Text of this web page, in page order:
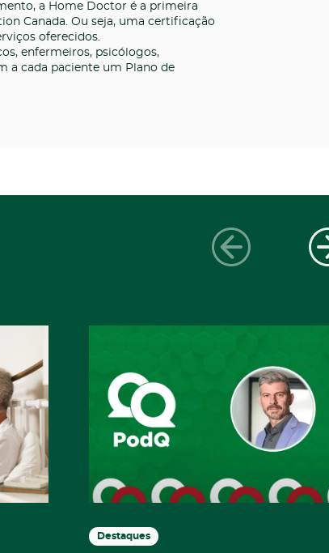
a Home Doctor é a primeira
Canada. Ou seja, uma certificação
oferecidos.
enfermeiros, psicólogos,
a cada paciente um Plano de
Destaques